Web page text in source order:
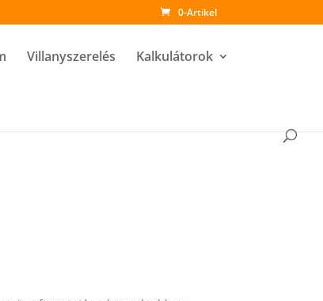
0-Artikel
Villanyszerelés Kalkulátorok